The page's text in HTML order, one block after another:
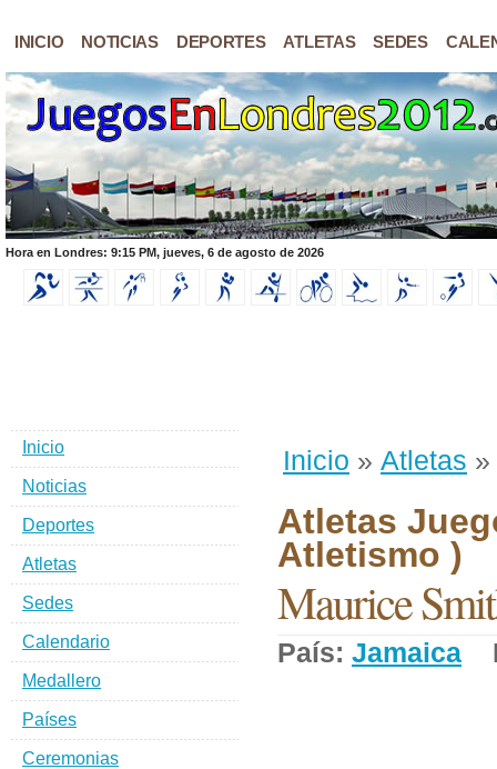
INICIO NOTICIAS DEPORTES ATLETAS SEDES
Hora en Londres: 9:15 PM, jueves, 6 de agosto de 2026
Inicio » Atletas »
Atletas
Atletismo )
Maurice
País: Jamaica
Inicio
Noticias
Deportes
Atletas
Sedes
Calendario
Medallero
Países
Ceremonias